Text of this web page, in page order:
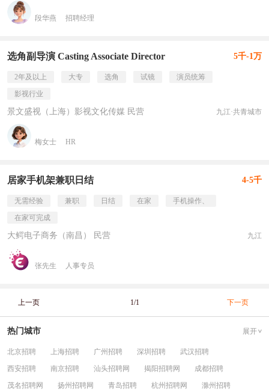
段华燕 招聘经理
选角副导演 Casting Associate Director 5千-1万
2年及以上 大专 选角 试镜
演员统筹
影视行业
景文盛视（上海）影视文化传媒 民营 九江·共青城市
梅女士 HR
居家手机架兼职日结 4-5千
无需经验 兼职 日结 在家
手机操作、
在家可完成
大鳄电子商务（南昌） 民营 九江
张先生 人事专员
上一页 1/1 下一页
热门城市 展开
北京招聘 上海招聘 广州招聘 深圳招聘
武汉招聘
西安招聘
南京招聘 汕头招聘网 揭阳招聘网
成都招聘
茂名招聘网
扬州招聘网 青岛招聘 杭州招聘网 滁州招聘